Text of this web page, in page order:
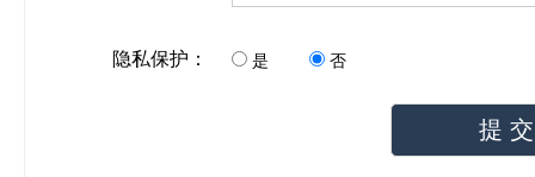
隐私保护： 是 否
提